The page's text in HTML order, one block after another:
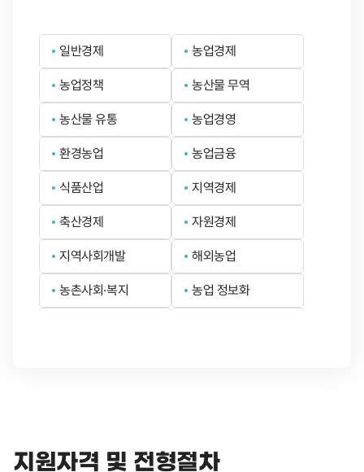
일반경제 농업경제
농업정책 농산물 무역
농산물 유통 농업경영
환경농업 농업금융
식품산업 지역경제
축산경제 자원경제
지역사회개발 해외농업
농촌사회·복지 농업 정보화
지원자격 및 전형절차